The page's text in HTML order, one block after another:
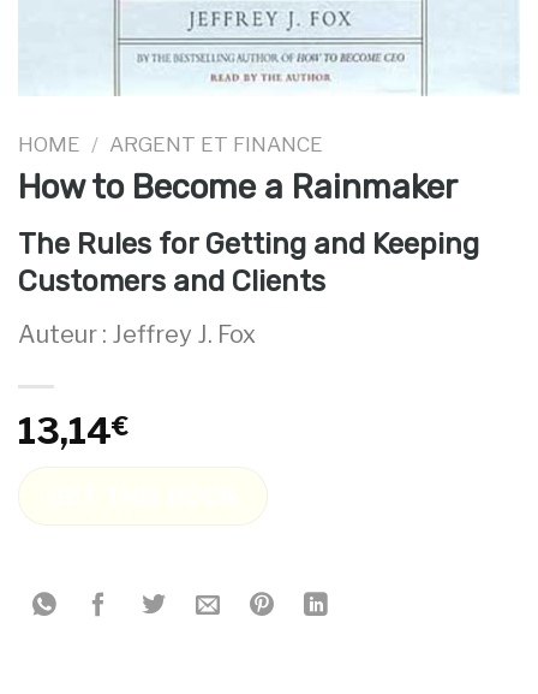
HOME / ARGENT ET FINANCE
How to Become a Rainmaker
The Rules for Getting and Keeping
Customers and Clients
Auteur : Jeffrey J. Fox
13,14€